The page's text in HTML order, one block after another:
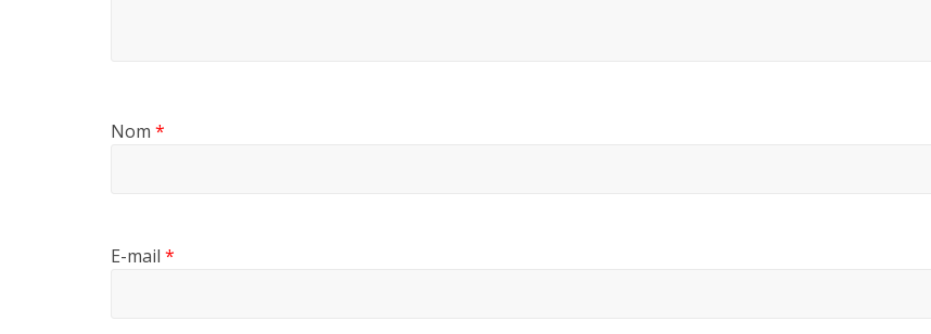
Nom *
E-mail *